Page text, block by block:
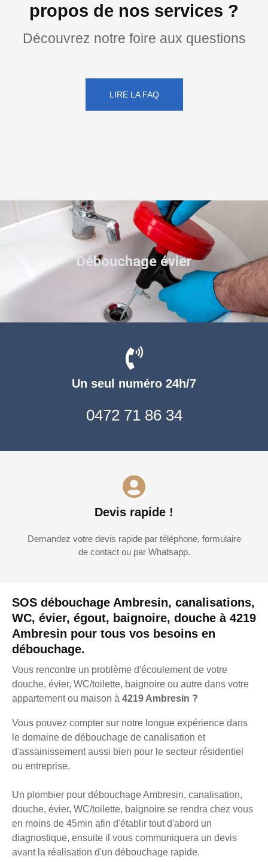
propos de nos services ?
Découvrez notre foire aux questions
LIRE LA FAQ
SOS débouchage Ambresin, canalisations,
WC, évier, égout, baignoire, douche à 4219
Ambresin pour tous vos besoins en
débouchage.
Vous rencontre un problème d'écoulement de votre
douche, évier, WC/toilette, baignoire ou autre dans votre
appartement ou maison à 4219 Ambresin ?
Vous pouvez compter sur notre longue expérience dans
le domaine de débouchage de canalisation et
d'assainissement aussi bien pour le secteur résidentiel
ou entreprise.
Un plombier pour débouchage Ambresin, canalisation,
douche, évier, WC/toilette, baignoire se rendra chez vous
en moins de 45min afin d'établir tout d'abord un
diagnostique, ensuite il vous communiquera un devis
avant la réalisation d'un débouchage rapide.
Un seul numéro 24h/7
0472 71 86 34
Devis rapide !
Demandez votre devis rapide par téléphone, formulaire
de contact ou par Whatsapp.
Débouchage évier